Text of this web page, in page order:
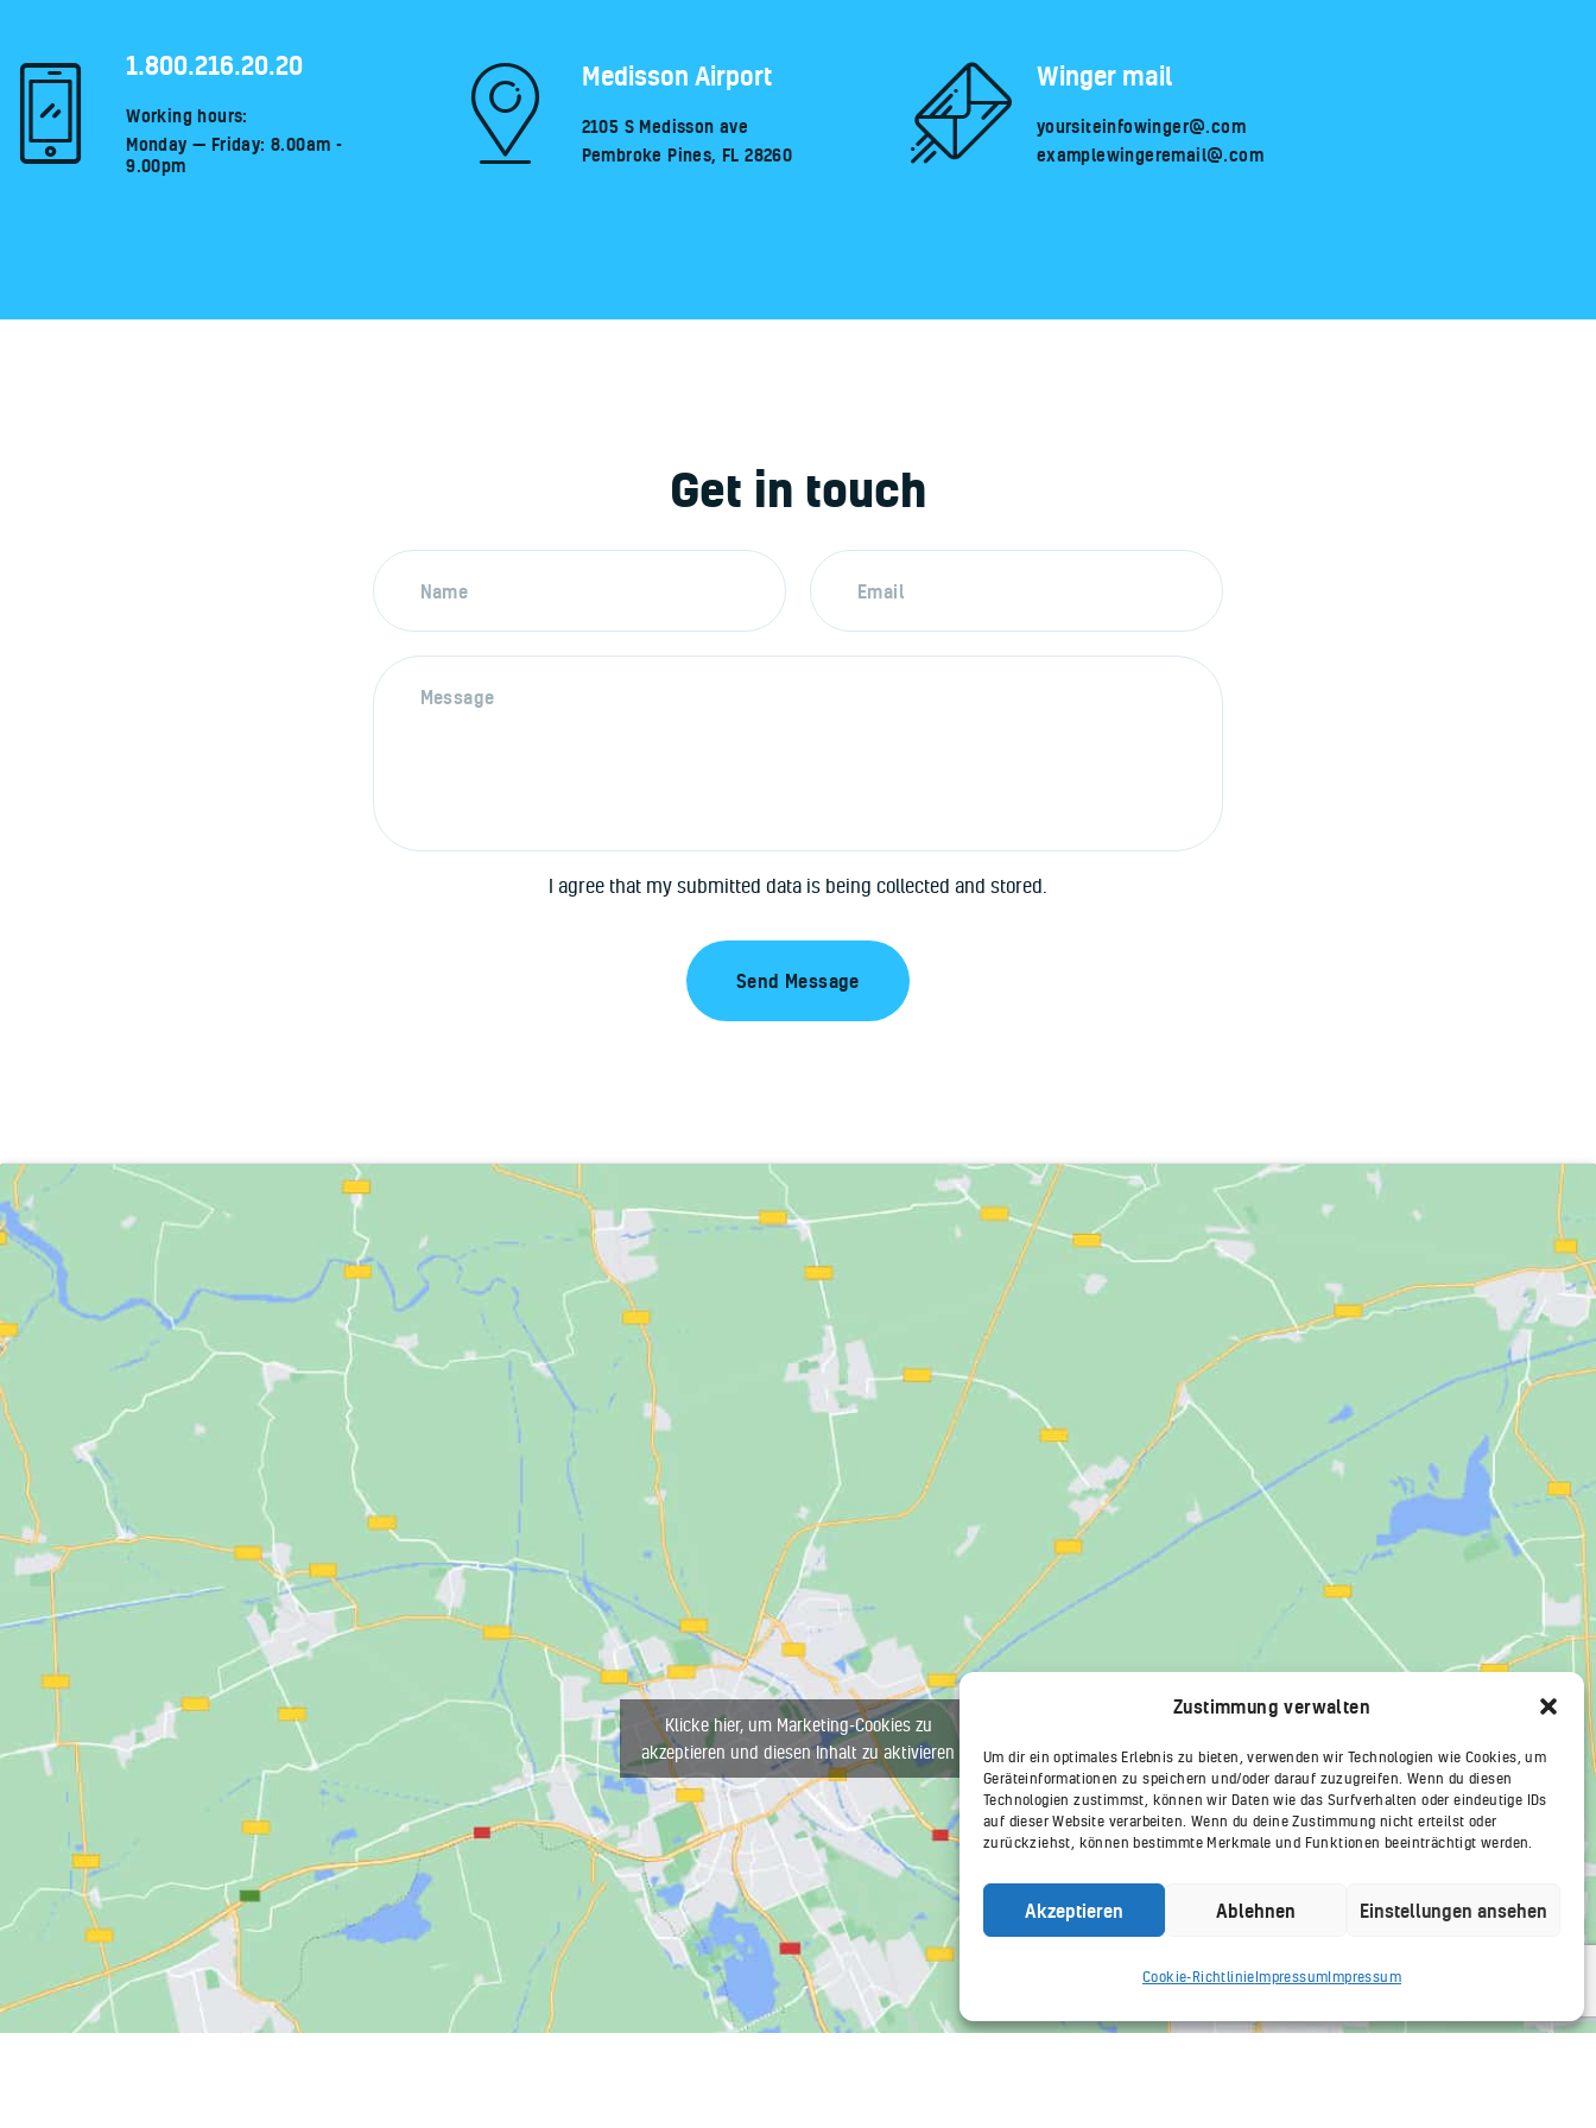
Zustimmung verwalten
Um dir ein optimales Erlebnis zu bieten, verwenden wir Technologien wie Cookies, um
Geräteinformationen zu speichern und/oder darauf zuzugreifen. Wenn du diesen
Technologien zustimmst, können wir Daten wie das Surfverhalten oder eindeutige IDs
auf dieser Website verarbeiten. Wenn du deine Zustimmung nicht erteilst oder
zurückziehst, können bestimmte Merkmale und Funktionen beeinträchtigt werden.
Akzeptieren Ablehnen Einstellungen ansehen
Cookie-RichtlinieImpressumImpressum
1.800.216.20.20
Working hours:
Monday — Friday: 8.00am -
9.00pm
Medisson Airport
2105 S Medisson ave
Pembroke Pines, FL 28260
Winger mail
yoursiteinfowinger@.com
examplewingeremail@.com
Get in touch
I agree that my submitted data is being collected and stored.
Klicke hier, um Marketing-Cookies zu
akzeptieren und diesen Inhalt zu aktivieren